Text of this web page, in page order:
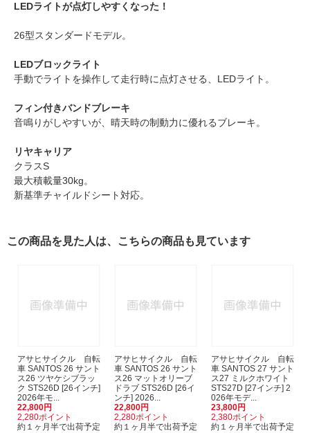
LEDライトが点灯しやすくなった！
26型スタンダードモデル。
LEDブロックライト
手動でライトを操作して走行時に点灯させる、LEDライト。
フィン付きバンドブレーキ
音鳴りがしやすいが、晴天時の制動力に優れるブレーキ。
リヤキャリア
クラスS
最大積載量30kg。
新基準チャイルドシート対応。
この商品を見た人は、こちらの商品も見ています
アサヒサイクル 自転
車 SANTOS 26 サント
ス26 ツヤケシブラッ
ク STS26D [26インチ]
2026年モ...
22,800円
2,280ポイント
約１ヶ月半で出荷予定
アサヒサイクル 自転
車 SANTOS 26 サント
ス26 マットオリーブ
ドラブ STS26D [26イ
ンチ] 2026...
22,800円
2,280ポイント
約１ヶ月半で出荷予定
アサヒサイクル 自転
車 SANTOS 27 サント
ス27 ミルクホワイト
STS27D [27インチ] 2
026年モデ...
23,800円
2,380ポイント
約１ヶ月半で出荷予定